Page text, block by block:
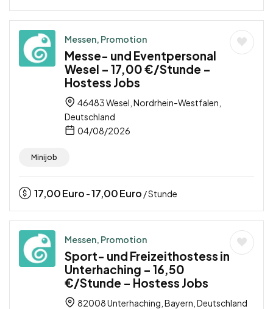
Messen, Promotion
Messe- und Eventpersonal
Wesel – 17,00 €/Stunde –
Hostess Jobs
46483 Wesel, Nordrhein-Westfalen,
Deutschland
04/08/2026
Minijob
17,00Euro -17,00Euro / Stunde
Messen, Promotion
Sport- und Freizeithostess in
Unterhaching – 16,50
€/Stunde – Hostess Jobs
82008 Unterhaching, Bayern, Deutschland